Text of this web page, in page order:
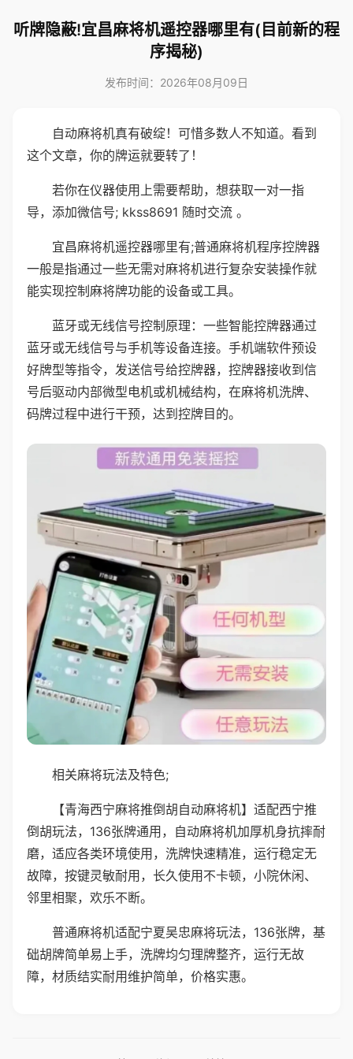
听牌隐蔽!宜昌麻将机遥控器哪里有(目前新的程
序揭秘)
发布时间：2026年08月09日
自动麻将机真有破绽！可惜多数人不知道。看到
这个文章，你的牌运就要转了！
若你在仪器使用上需要帮助，想获取一对一指
导，添加微信号; kkss8691 随时交流 。
宜昌麻将机遥控器哪里有;普通麻将机程序控牌器
一般是指通过一些无需对麻将机进行复杂安装操作就
能实现控制麻将牌功能的设备或工具。
蓝牙或无线信号控制原理：一些智能控牌器通过
蓝牙或无线信号与手机等设备连接。手机端软件预设
好牌型等指令，发送信号给控牌器，控牌器接收到信
号后驱动内部微型电机或机械结构，在麻将机洗牌、
码牌过程中进行干预，达到控牌目的。
相关麻将玩法及特色;
【青海西宁麻将推倒胡自动麻将机】适配西宁推
倒胡玩法，136张牌通用，自动麻将机加厚机身抗摔耐
磨，适应各类环境使用，洗牌快速精准，运行稳定无
故障，按键灵敏耐用，长久使用不卡顿，小院休闲、
邻里相聚，欢乐不断。
普通麻将机适配宁夏吴忠麻将玩法，136张牌，基
础胡牌简单易上手，洗牌均匀理牌整齐，运行无故
障，材质结实耐用维护简单，价格实惠。